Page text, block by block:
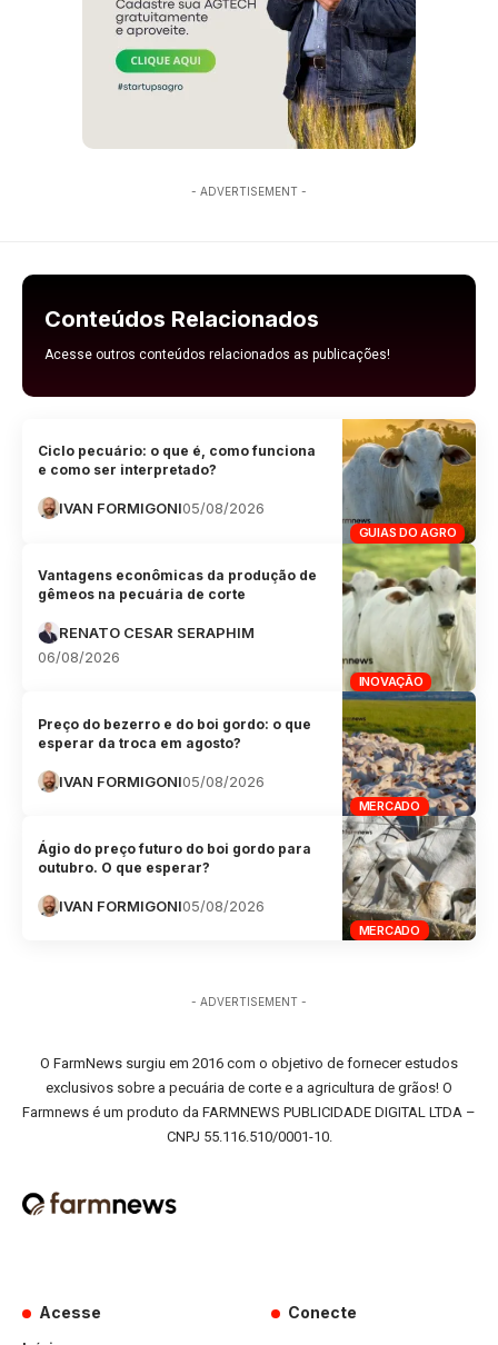
- ADVERTISEMENT -
Conteúdos Relacionados
Acesse outros conteúdos relacionados as publicações!
GUIAS DO AGRO
Ciclo pecuário: o que é, como funciona
e como ser interpretado?
IVAN FORMIGONI05/08/2026
INOVAÇÃO
Vantagens econômicas da produção de
gêmeos na pecuária de corte
RENATO CESAR SERAPHIM
06/08/2026
MERCADO
Preço do bezerro e do boi gordo: o que
esperar da troca em agosto?
IVAN FORMIGONI05/08/2026
MERCADO
Ágio do preço futuro do boi gordo para
outubro. O que esperar?
IVAN FORMIGONI05/08/2026
- ADVERTISEMENT -
O FarmNews surgiu em 2016 com o objetivo de fornecer estudos
exclusivos sobre a pecuária de corte e a agricultura de grãos! O
Farmnews é um produto da FARMNEWS PUBLICIDADE DIGITAL LTDA –
CNPJ 55.116.510/0001-10.
Acesse Conecte